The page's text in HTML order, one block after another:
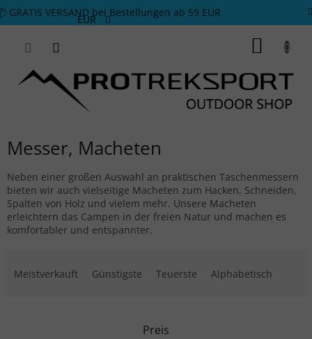
Zum Inhalt springen
GRATIS VERSAND bei Bestellungen ab 59 EUR
EUR
Messer, Macheten
Neben einer großen Auswahl an praktischen Taschenmessern
bieten wir auch vielseitige Macheten zum Hacken, Schneiden,
Spalten von Holz und vielem mehr. Unsere Macheten
erleichtern das Campen in der freien Natur und machen es
komfortabler und entspannter.
Meistverkauft Günstigste Teuerste Alphabetisch
Preis